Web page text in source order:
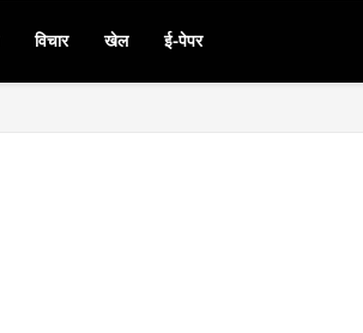
विचार खेल ई-पेपर